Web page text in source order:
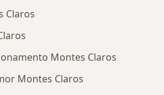
Claros
Montes Claros
Montes Claros